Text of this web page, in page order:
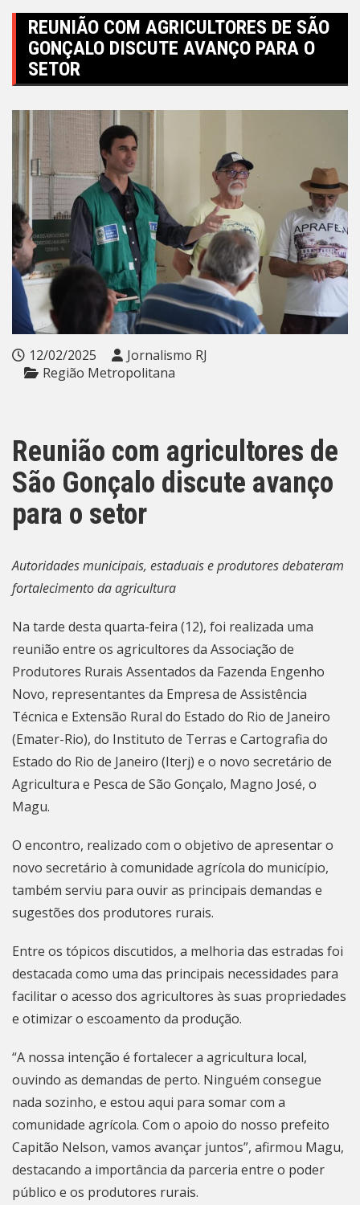
REUNIÃO COM AGRICULTORES DE SÃO
GONÇALO DISCUTE AVANÇO PARA O
SETOR
12/02/2025
Jornalismo RJ
Região Metropolitana
Reunião com agricultores de
São Gonçalo discute avanço
para o setor
Autoridades municipais, estaduais e produtores debateram
fortalecimento da agricultura
Na tarde desta quarta-feira (12), foi realizada uma
reunião entre os agricultores da Associação de
Produtores Rurais Assentados da Fazenda Engenho
Novo, representantes da Empresa de Assistência
Técnica e Extensão Rural do Estado do Rio de Janeiro
(Emater-Rio), do Instituto de Terras e Cartografia do
Estado do Rio de Janeiro (Iterj) e o novo secretário de
Agricultura e Pesca de São Gonçalo, Magno José, o
Magu.
O encontro, realizado com o objetivo de apresentar o
novo secretário à comunidade agrícola do município,
também serviu para ouvir as principais demandas e
sugestões dos produtores rurais.
Entre os tópicos discutidos, a melhoria das estradas foi
destacada como uma das principais necessidades para
facilitar o acesso dos agricultores às suas propriedades
e otimizar o escoamento da produção.
“A nossa intenção é fortalecer a agricultura local,
ouvindo as demandas de perto. Ninguém consegue
nada sozinho, e estou aqui para somar com a
comunidade agrícola. Com o apoio do nosso prefeito
Capitão Nelson, vamos avançar juntos”, afirmou Magu,
destacando a importância da parceria entre o poder
público e os produtores rurais.